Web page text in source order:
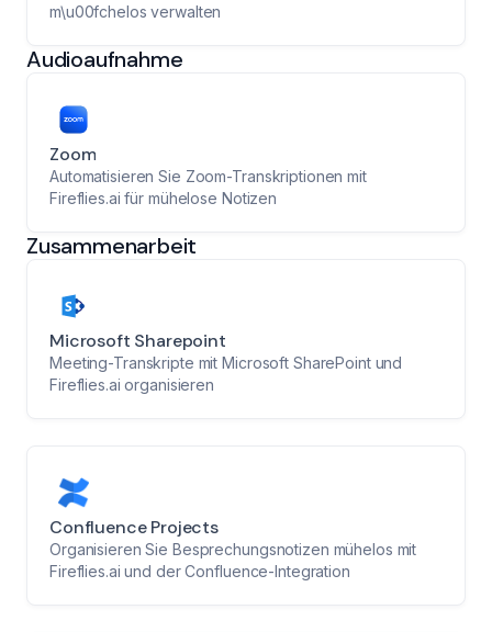
m\u00fchelos verwalten
Audioaufnahme
Zoom
Automatisieren Sie Zoom-Transkriptionen mit
Fireflies.ai für mühelose Notizen
Zusammenarbeit
Microsoft Sharepoint
Meeting-Transkripte mit Microsoft SharePoint und
Fireflies.ai organisieren
Confluence Projects
Organisieren Sie Besprechungsnotizen mühelos mit
Fireflies.ai und der Confluence-Integration